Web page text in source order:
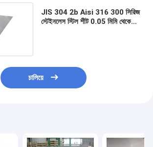
JIS 304 2b Aisi 316 300 সিরিজ
স্টেইনলেস স্টিল শীট 0.05 মিমি থেকে
চালিয়ে